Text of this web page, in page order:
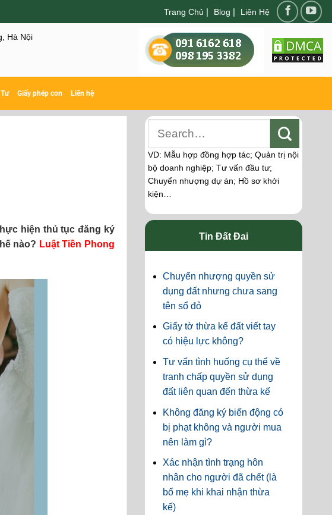
Trang Chủ | Blog | Liên Hệ
Hà Nội
Giấy phép con Liên hệ
hiện thủ tục đăng ký
nào? Luật Tiền Phong
VD: Mẫu hợp đồng hợp tác; Quản trị nội
bộ doanh nghiệp; Tư vấn đầu tư;
Chuyển nhượng dự án; Hồ sơ khởi
kiện…
Tin Đất Đai
Chuyển nhượng quyền sử
dụng đất nhưng chưa sang
tên sổ đỏ
Giấy tờ thừa kế đất viết tay
có hiệu lực không?
Tư vấn tình huống cụ thể về
tranh chấp quyền sử dụng
đất liên quan đến thừa kế
Không đăng ký biến động có
bị phạt không và người mua
nên làm gì?
Xác nhận tình trạng hôn
nhân cho người đã chết (là
bố mẹ khi khai nhận thừa
kế)